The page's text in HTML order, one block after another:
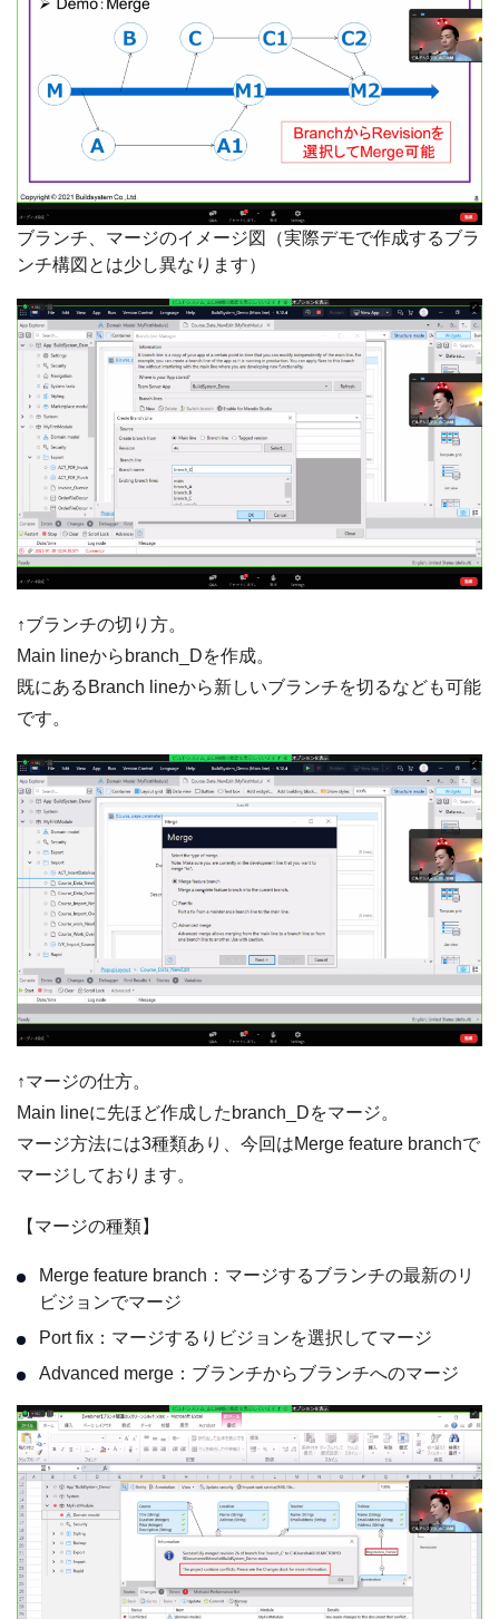
ブランチ、マージのイメージ図（実際デモで作成するブラ
ンチ構図とは少し異なります）
↑ブランチの切り方。
Main lineからbranch_Dを作成。
既にあるBranch lineから新しいブランチを切るなども可能
です。
↑マージの仕方。
Main lineに先ほど作成したbranch_Dをマージ。
マージ方法には3種類あり、今回はMerge feature branchで
マージしております。
【マージの種類】
Merge feature branch：マージするブランチの最新のリ
ビジョンでマージ
Port fix：マージするりビジョンを選択してマージ
Advanced merge：ブランチからブランチへのマージ